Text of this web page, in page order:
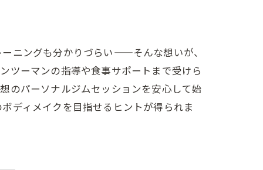
ニングも分かりづらい——そんな想いが、
ツーマンの指導や食事サポートまで受けら
のパーソナルジムセッションを安心して始
ディメイクを目指せるヒントが得られま